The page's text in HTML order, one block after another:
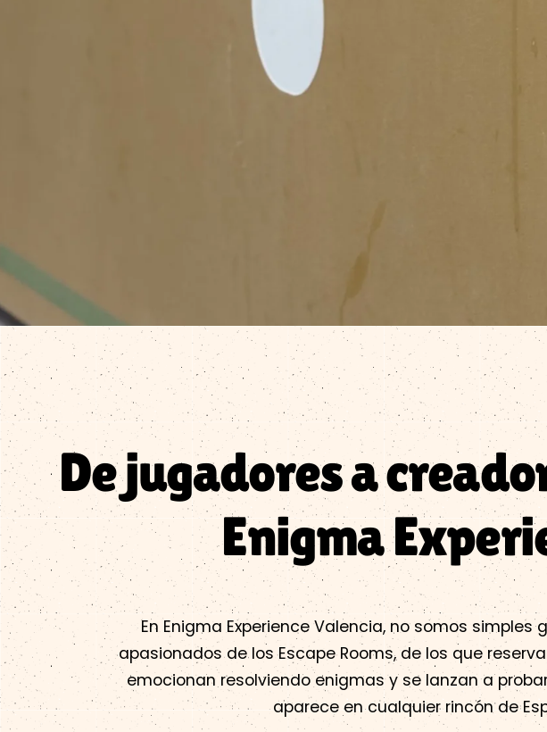
De jugadores a
Enigma
En Enigma Experience Valencia, no somos simples
apasionados de los Escape Rooms, de los que
emocionan resolviendo enigmas y se lanzan a
aparece en cualquier rincón de